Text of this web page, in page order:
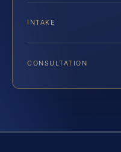
INTAKE
CONSULTATION